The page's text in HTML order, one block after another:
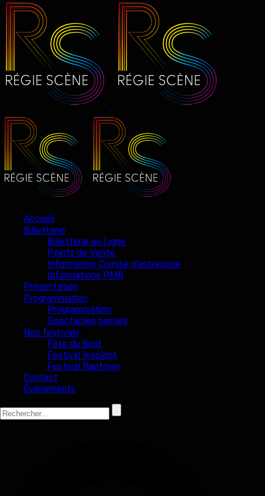
Accueil
Billetterie
Billetterie en Ligne
Points de Vente
Information Comité d’entreprise
Informations PMR
Présentation
Programmation
Programmation
Spectacles passés
Nos festivals
Fête du Bruit
Festival Insolent
Festival Raptown
Contact
Événements